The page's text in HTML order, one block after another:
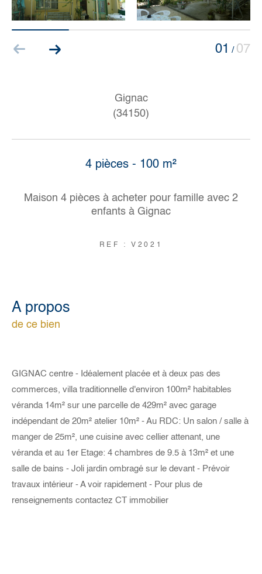
01 / 07
Gignac
(34150)
4 pièces - 100 m²
Maison 4 pièces à acheter pour famille avec 2
enfants à Gignac
REF : V2021
a propos
de ce bien
GIGNAC centre - Idéalement placée et à deux pas des
commerces, villa traditionnelle d'environ 100m² habitables
véranda 14m² sur une parcelle de 429m² avec garage
indépendant de 20m² atelier 10m² - Au RDC: Un salon / salle à
manger de 25m², une cuisine avec cellier attenant, une
véranda et au 1er Etage: 4 chambres de 9.5 à 13m² et une
salle de bains - Joli jardin ombragé sur le devant - Prévoir
travaux intérieur - A voir rapidement - Pour plus de
renseignements contactez CT immobilier